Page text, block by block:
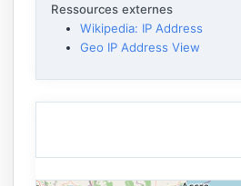
Ressources externes
Wikipedia: IP Address
Geo IP Address View